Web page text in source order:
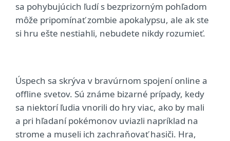
sa pohybujúcich ľudí s bezprizorným pohľadom
môže pripomínať zombie apokalypsu, ale ak ste
si hru ešte nestiahli, nebudete nikdy rozumieť.
Úspech sa skrýva v bravúrnom spojení online a
offline svetov. Sú známe bizarné prípady, kedy
sa niektorí ľudia vnorili do hry viac, ako by mali
a pri hľadaní pokémonov uviazli napríklad na
strome a museli ich zachraňovať hasiči. Hra,